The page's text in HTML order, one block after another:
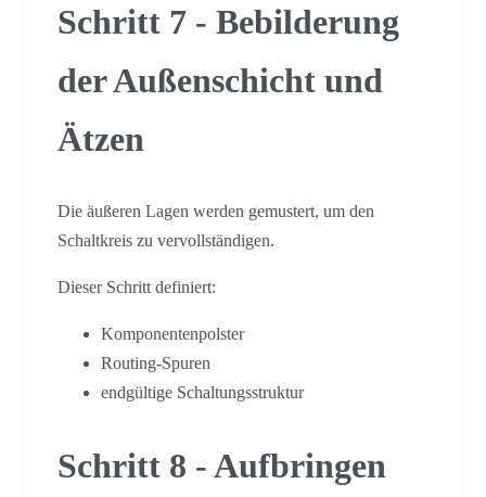
Schritt 7 - Bebilderung
der Außenschicht und
Ätzen
Die äußeren Lagen werden gemustert, um den
Schaltkreis zu vervollständigen.
Dieser Schritt definiert:
Komponentenpolster
Routing-Spuren
endgültige Schaltungsstruktur
Schritt 8 - Aufbringen